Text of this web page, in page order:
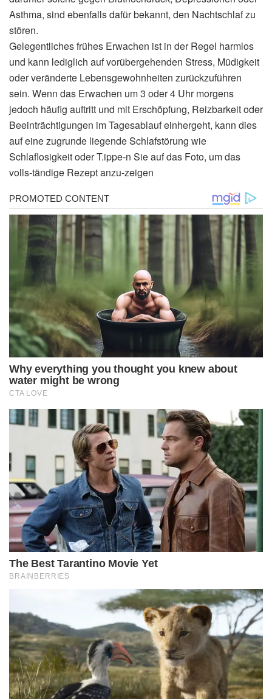
Asthma, sind ebenfalls dafür bekannt, den Nachtschlaf zu
stören.
Gelegentliches frühes Erwachen ist in der Regel harmlos
und kann lediglich auf vorübergehenden Stress, Müdigkeit
oder veränderte Lebensgewohnheiten zurückzuführen
sein. Wenn das Erwachen um 3 oder 4 Uhr morgens
jedoch häufig auftritt und mit Erschöpfung, Reizbarkeit oder
Beeinträchtigungen im Tagesablauf einhergeht, kann dies
auf eine zugrunde liegende Schlafstörung wie
Schlaflosigkeit oder T.ippe-n Sie auf das Foto, um das
volls-tändige Rezept anzu-zeigen